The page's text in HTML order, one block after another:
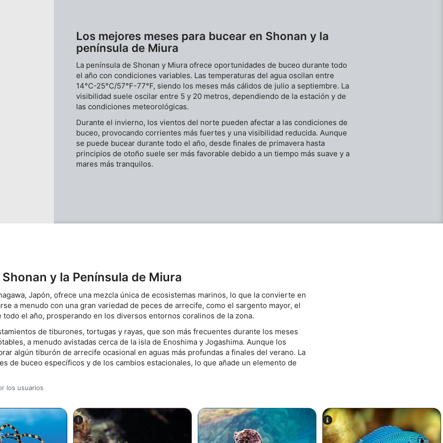
del edificio para facilitar la descarga. Además, hay
estaciones de lavado de equipos en la pared, cerca
Los mejores meses para bucear en Shonan y la
península de Miura
La península de Shonan y Miura ofrece oportunidades de buceo durante todo
el año con condiciones variables. Las temperaturas del agua oscilan entre
14°C-25°C/57°F-77°F, siendo los meses más cálidos de julio a septiembre. La
visibilidad suele oscilar entre 5 y 20 metros, dependiendo de la estación y de
las condiciones meteorológicas.
Durante el invierno, los vientos del norte pueden afectar a las condiciones de
buceo, provocando corrientes más fuertes y una visibilidad reducida. Aunque
se puede bucear durante todo el año, desde finales de primavera hasta
principios de otoño suele ser más favorable debido a un tiempo más suave y a
mares más tranquilos.
y la Península de Miura
Japón, ofrece una mezcla única de ecosistemas marinos, lo que la convierte en
a menudo con una gran variedad de peces de arrecife, como el sargento mayor, el
el año, prosperando en los diversos entornos coralinos de la zona.
de tiburones, tortugas y rayas, que son más frecuentes durante los meses
a menudo avistadas cerca de la isla de Enoshima y Jogashima. Aunque los
algún tiburón de arrecife ocasional en aguas más profundas a finales del verano. La
de buceo específicos y de los cambios estacionales, lo que añade un elemento de
los usuarios
combinación de datos